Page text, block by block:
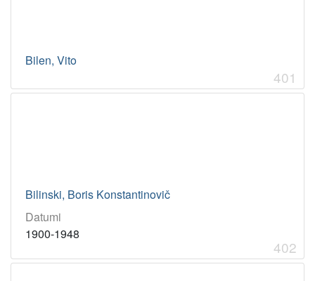
Bilen, Vito
401
Bilinski, Boris Konstantinovič
Datumi
1900-1948
402